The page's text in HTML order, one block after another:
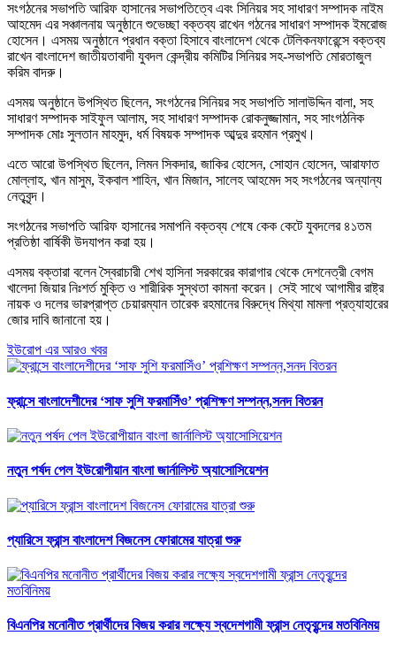
সংগঠনের সভাপতি আরিফ হাসানের সভাপতিত্বে এবং সিনিয়র সহ সাধারণ সম্পাদক নাইম
আহমেদ এর সঞ্চালনায় অনুষ্ঠানে শুভেচ্ছা বক্তব্য রাখেন গঠনের সাধারণ সম্পাদক ইমরোজ
হোসেন। এসময় অনুষ্ঠানে প্রধান বক্তা হিসাবে বাংলাদেশ থেকে টেলিকনফারেন্সে বক্তব্য
রাখেন বাংলাদেশ জাতীয়তাবাদী যুবদল কেন্দ্রীয় কমিটির সিনিয়র সহ-সভাপতি মোরতাজুল
করিম বাদরু।
এসময় অনুষ্ঠানে উপস্থিত ছিলেন, সংগঠনের সিনিয়র সহ সভাপতি সালাউদ্দিন বালা, সহ
সাধারণ সম্পাদক সাইফুল আলাম, সহ সাধারণ সম্পাদক রোকনুজ্জামান, সহ সাংগঠনিক
সম্পাদক মোঃ সুলতান মাহমুদ, ধর্ম বিষয়ক সম্পাদক আব্দুর রহমান প্রমুখ।
এতে আরো উপস্থিত ছিলেন, লিমন সিকদার, জাকির হোসেন, সোহান হোসেন, আরাফাত
মোল্লাহ, খান মাসুম, ইকবাল শাহিন, খান মিজান, সালেহ আহমেদ সহ সংগঠনের অন্যান্য
নেতৃবৃন্দ।
সংগঠনের সভাপতি আরিফ হাসানের সমাপনি বক্তব্য শেষে কেক কেটে যুবদলের ৪১তম
প্রতিষ্ঠা বার্ষিকী উদযাপন করা হয়।
এসময় বক্তারা বলেন স্বৈরাচারী শেখ হাসিনা সরকারের কারাগার থেকে দেশনেত্রী বেগম
খালেদা জিয়ার নিঃশর্ত মুক্তি ও শারীরিক সুস্থতা কামনা করেন। সেই সাথে আগামীর রাষ্ট্র
নায়ক ও দলের ভারপ্রাপ্ত চেয়ারম্যান তারেক রহমানের বিরুদ্ধে মিথ্যা মামলা প্রত্যাহারের
জোর দাবি জানানো হয়।
ইউরোপ এর আরও খবর
ফ্রান্সে বাংলাদেশীদের ‘সাফ সুশি ফরমাসিঁও’ প্রশিক্ষণ সম্পন্ন,সনদ বিতরন
নতুন পর্ষদ পেল ইউরোপীয়ান বাংলা জার্নালিস্ট অ্যাসোসিয়েশন
প্যারিসে ফ্রান্স বাংলাদেশ বিজনেস ফোরামের যাত্রা শুরু
বিএনপির মনোনীত প্রার্থীদের বিজয় করার লক্ষ্যে স্বদেশগামী ফ্রান্স নেতৃবৃন্দের মতবিনিময়